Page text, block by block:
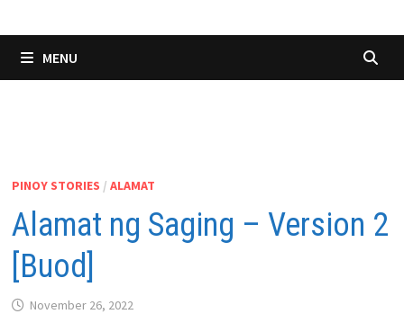
MENU
PINOY STORIES / ALAMAT
Alamat ng Saging – Version 2
[Buod]
November 26, 2022